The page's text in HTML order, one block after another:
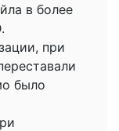
в более
при
было